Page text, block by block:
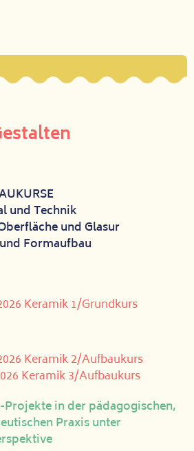
und Technik
und Glasur
Formaufbau
Keramik 1/Grundkurs
Keramik 2/Aufbaukurs
Keramik 3/Aufbaukurs
Projekte in der pädagogischen,
Praxis unter